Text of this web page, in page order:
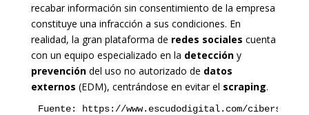
recabar información sin consentimiento de la empresa
constituye una infracción a sus condiciones. En
realidad, la gran plataforma de redes sociales cuenta
con un equipo especializado en la deteccióny
prevencióndel uso no autorizado de datos
externos (EDM), centrándose en evitar el scraping.
Fuente: https://www.escudodigital.com/